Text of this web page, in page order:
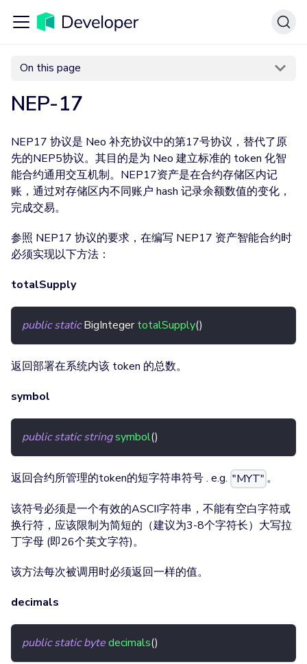
On this page
NEP-17
NEP17 协议是 Neo 补充协议中的第17号协议，替代了原
先的NEP5协议。其目的是为 Neo 建立标准的 token 化智
能合约通用交互机制。NEP17资产是在合约存储区内记
账，通过对存储区内不同账户 hash 记录余额数值的变化，
完成交易。
参照 NEP17 协议的要求，在编写 NEP17 资产智能合约时
必须实现以下方法：
totalSupply
public static BigInteger totalSupply()
返回部署在系统内该 token 的总数。
symbol
public static stringsymbol()
返回合约所管理的token的短字符串符号 . e.g. "MYT" 。
该符号必须是一个有效的ASCII字符串，不能有空白字符或
换行符，应该限制为简短的（建议为3-8个字符长）大写拉
丁字母 (即26个英文字符)。
该方法每次被调用时必须返回一样的值。
decimals
public static bytedecimals()